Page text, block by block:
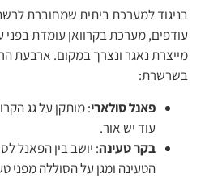
בניגוד למערכת ביתית שמחוברת
עודפים, מערכת בקרוואן עומדת
מייצרת נאגר ונצרך במקום. ארבעת
בשרשרת:
פאנל סולארי: מותקן על גג
עוד יש אור.
בקר טעינה: יושב בין הפאנל
הטעינה ומגן על הסוללה מפני